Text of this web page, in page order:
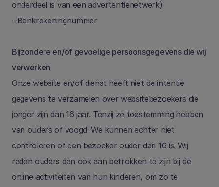
onderdeel is van een advertentienetwerk)
- Bankrekeningnummer
Bijzondere en/of gevoelige persoonsgegevens die wij
verwerken
Onze website en/of dienst heeft niet de intentie
gegevens te verzamelen over websitebezoekers die
jonger zijn dan 16 jaar. Tenzij ze toestemming hebben
van ouders of voogd. We kunnen echter niet
controleren of een bezoeker ouder dan 16 is. Wij
raden ouders dan ook aan betrokken te zijn bij de
online activiteiten van hun kinderen, om zo te